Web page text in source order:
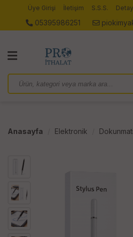
Üye Girişi İletişim S.S.S.
05395986251
Anasayfa Elektronik